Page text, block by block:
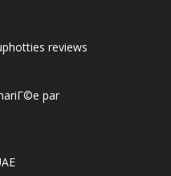
reviews
par